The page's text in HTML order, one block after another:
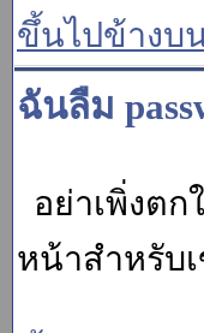
ขึ้นไปข้างบ
ฉันลืม
อย่าเพิ่งต
หน้าสำหรับ